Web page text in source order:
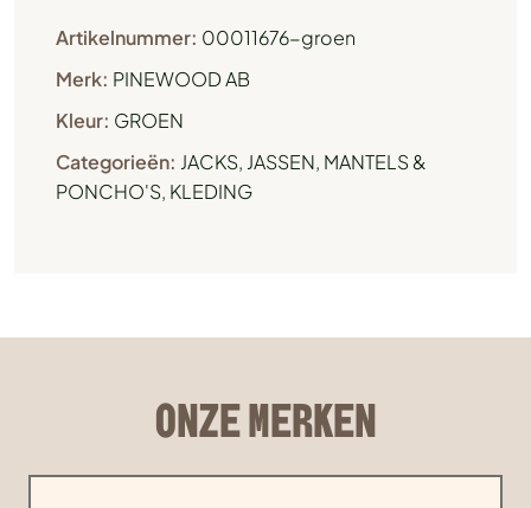
Artikelnummer: 00011676-groen
Merk: PINEWOOD AB
Kleur: GROEN
Categorieën: JACKS, JASSEN, MANTELS &
PONCHO'S, KLEDING
ONZE MERKEN